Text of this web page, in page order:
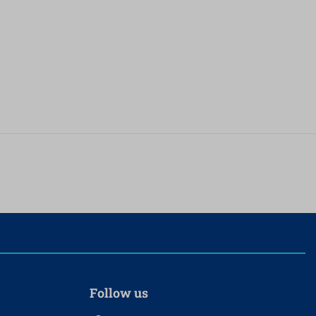
Follow us